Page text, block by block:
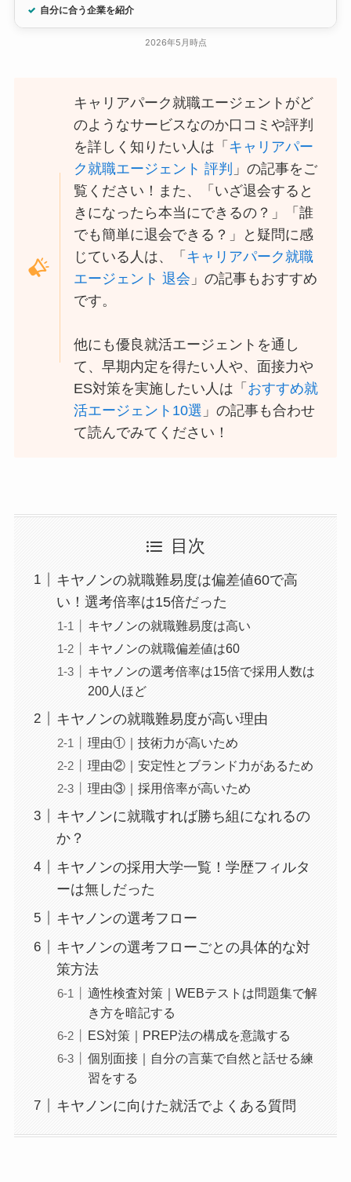
自分に合う企業を紹介
2026年5月時点
キャリアパーク就職エージェントがど
のようなサービスなのか口コミや評判
を詳しく知りたい人は「 キャリアパー
ク就職エージェント 評判 」の記事をご
覧ください！また、「いざ退会すると
きになったら本当にできるの？」「誰
でも簡単に退会できる？」と疑問に感
じている人は、「 キャリアパーク就職
エージェント 退会 」の記事もおすすめ
です。
他にも優良就活エージェントを通し
て、早期内定を得たい人や、面接力や
ES対策を実施したい人は「 おすすめ就
活エージェント10選 」の記事も合わせ
て読んでみてください！
目次
キヤノンの就職難易度は偏差値60で高
い！選考倍率は15倍だった
キヤノンの就職難易度は高い
キヤノンの就職偏差値は60
キヤノンの選考倍率は15倍で採用人数は
200人ほど
キヤノンの就職難易度が高い理由
理由①｜技術力が高いため
理由②｜安定性とブランド力があるため
理由③｜採用倍率が高いため
キヤノンに就職すれば勝ち組になれるの
か？
キヤノンの採用大学一覧！学歴フィルタ
ーは無しだった
キヤノンの選考フロー
キヤノンの選考フローごとの具体的な対
策方法
適性検査対策｜WEBテストは問題集で解
き方を暗記する
ES対策｜PREP法の構成を意識する
個別面接｜自分の言葉で自然と話せる練
習をする
キヤノンに向けた就活でよくある質問